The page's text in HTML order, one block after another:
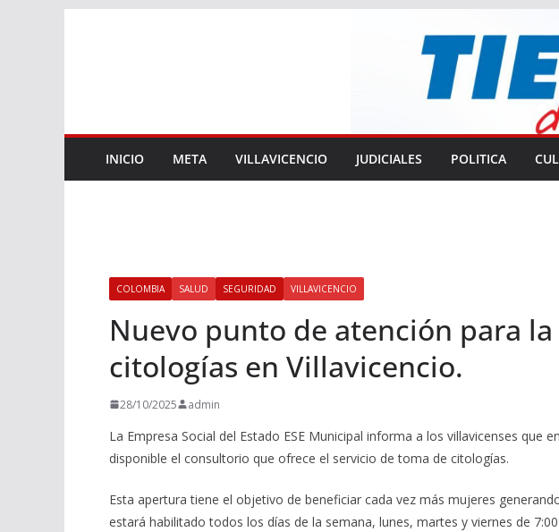
INICIO META VILLAVICENCIO JUDICIALES POLITICA
COLOMBIA SALUD SEGURIDAD VILLAVICENCIO
Nuevo punto de atención para
citologías en Villavicencio.
28/10/2025 admin
La Empresa Social del Estado ESE Municipal informa a los villavicenses que
disponible el consultorio que ofrece el servicio de toma de citologías.
Esta apertura tiene el objetivo de beneficiar cada vez más mujeres
estará habilitado todos los días de la semana, lunes, martes y viernes de